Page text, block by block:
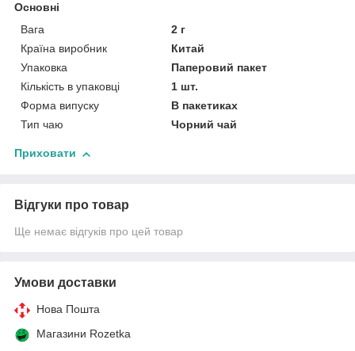
Основні
Вага
2 г
Країна виробник
Китай
Упаковка
Паперовий пакет
Кількість в упаковці
1 шт.
Форма випуску
В пакетиках
Тип чаю
Чорний чай
Приховати
Відгуки про товар
Ще немає відгуків про цей товар
Умови доставки
Нова Пошта
Магазини Rozetka